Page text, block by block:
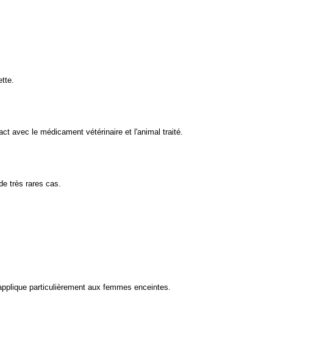
avec le médicament vétérinaire et l'animal traité.
très rares cas.
particulièrement aux femmes enceintes.